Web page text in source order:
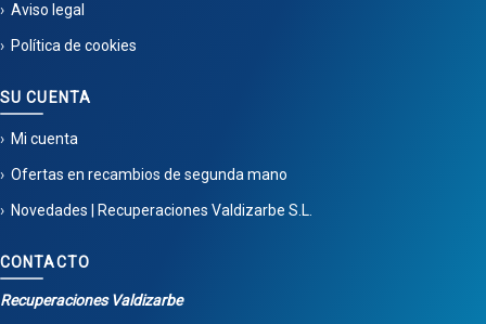
Aviso legal
Política de cookies
SU CUENTA
Mi cuenta
Ofertas en recambios de segunda mano
Novedades | Recuperaciones Valdizarbe S.L.
CONTACTO
Recuperaciones Valdizarbe